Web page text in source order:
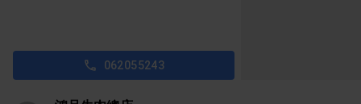
062055243